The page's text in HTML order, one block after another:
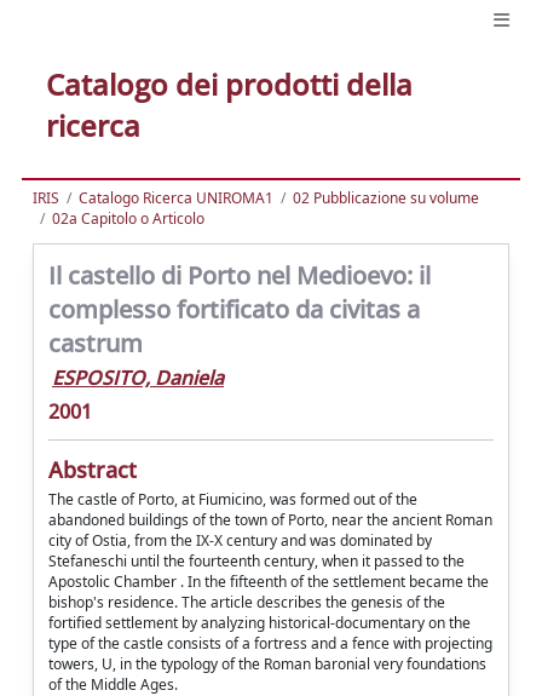
Catalogo dei prodotti della
ricerca
IRIS Catalogo Ricerca UNIROMA1
02 Pubblicazione su volume
02a Capitolo o Articolo
Il castello di Porto nel Medioevo: il
complesso fortificato da civitas a
castrum
ESPOSITO, Daniela
2001
Abstract
The castle of Porto, at Fiumicino, was formed out of the
abandoned buildings of the town of Porto, near the ancient Roman
city of Ostia, from the IX-X century and was dominated by
Stefaneschi until the fourteenth century, when it passed to the
Apostolic Chamber . In the fifteenth of the settlement became the
bishop's residence. The article describes the genesis of the
fortified settlement by analyzing historical-documentary on the
type of the castle consists of a fortress and a fence with projecting
towers, U, in the typology of the Roman baronial very foundations
of the Middle Ages.